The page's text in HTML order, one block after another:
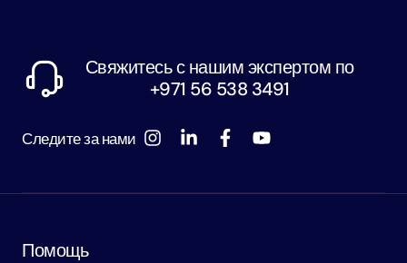
Свяжитесь с нашим экспертом по
+971 56 538 3491
Следите за нами
Помощь